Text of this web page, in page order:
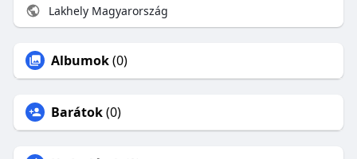
Lakhely Magyarország
Albumok(0)
Barátok(0)